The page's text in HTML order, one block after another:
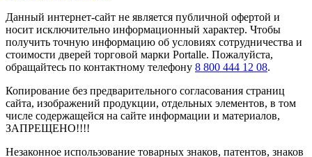
Данный интернет-сайт не является публичной офертой и
носит исключительно информационный характер. Чтобы
получить точную информацию об условиях сотрудничества и
стоимости дверей торговой марки Portalle. Пожалуйста,
обращайтесь по контактному телефону 8 800 444 12 08.
Копирование без предварительного согласования страниц
сайта, изображений продукции, отдельных элементов, в том
числе содержащейся на сайте информации и материалов,
ЗАПРЕЩЕНО!!!!
Незаконное использование товарных знаков, патентов, знаков